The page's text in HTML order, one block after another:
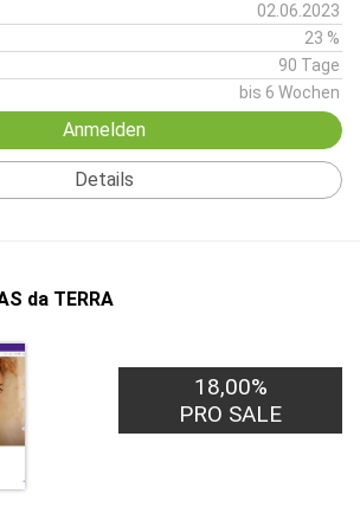
02.06.2023
23 %
90 Tage
bis 6 Wochen
Anmelden
Details
da TERRA
18,00%
PRO SALE